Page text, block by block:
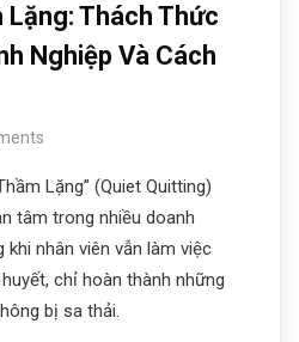
Lặng: Thách Thức
Nghiệp Và Cách
Lặng” (Quiet Quitting)
tâm trong nhiều doanh
khi nhân viên vẫn làm việc
chỉ hoàn thành những
bị sa thải.